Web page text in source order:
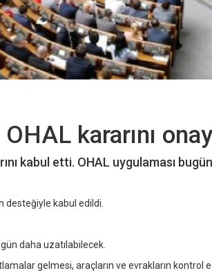
kararını
kabul etti. OHAL uygulaması bugün
desteğiyle kabul edildi.
daha uzatılabilecek.
gelmesi, araçların ve evrakların